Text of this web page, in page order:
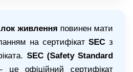
живлення повинен мати
на сертифікатSEC з
SEC (Safety Standard
офіційний сертифікат